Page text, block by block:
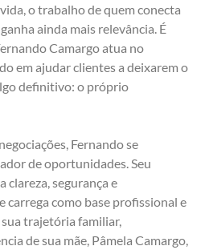
o trabalho de quem conecta
ainda mais relevância. É
Camargo atua no
em ajudar clientes a deixarem o
definitivo: o próprio
Fernando se
de oportunidades. Seu
segurança e
carrega como base profissional e
trajetória familiar,
de sua mãe, Pâmela Camargo,